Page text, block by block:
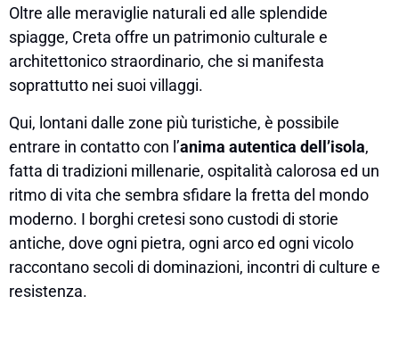
Oltre alle meraviglie naturali ed alle splendide
spiagge, Creta offre un patrimonio culturale e
architettonico straordinario, che si manifesta
soprattutto nei suoi villaggi.
Qui, lontani dalle zone più turistiche, è possibile
entrare in contatto con l’anima autentica dell’isola,
fatta di tradizioni millenarie, ospitalità calorosa ed un
ritmo di vita che sembra sfidare la fretta del mondo
moderno. I borghi cretesi sono custodi di storie
antiche, dove ogni pietra, ogni arco ed ogni vicolo
raccontano secoli di dominazioni, incontri di culture e
resistenza.